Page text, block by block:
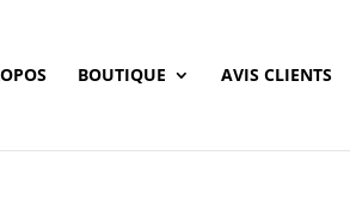
BOUTIQUE AVIS CLIENTS